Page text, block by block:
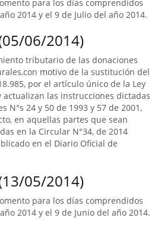
para los días comprendidos
2014 y el 9 de Julio del año 2014.
06/2014)
tributario de las donaciones
motivo de la sustitución del
por el artículo único de la Ley
actualizan las instrucciones dictadas
N°s 24 y 50 de 1993 y 57 de 2001,
en aquellas partes que sean
en la Circular N°34, de 2014
en el Diario Oficial de
05/2014)
para los días comprendidos
2014 y el 9 de Junio del año 2014.